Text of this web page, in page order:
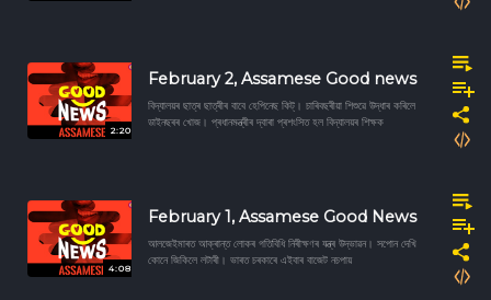
2:20
February 2, Assamese Good news
বিদ্যালয়ৰ ছাত্ৰ ছাত্ৰীৰ বাবে হেপিনেছ কিট্। চাৰিবছৰীয়া শিশুৱে উদ্ধাৰ কৰিলে
ডাইনছৰৰ খোজ। প্ৰধানমন্ত্ৰীৰ দ্বাৰা প্ৰশংসিত হল বিদ্যালয়ৰ শিক্ষক
4:08
February 1, Assamese Good News
আলজেইমাৰত আক্ৰান্ত লোকৰ গতিবিধি নিৰীক্ষণৰ যন্ত্ৰ উদ্ভাৱন। সপোন দেখি
কোনে জিকিলে লটাৰী। ভাৰত চৰকাৰে এইবাৰ বাজেট নচপায়